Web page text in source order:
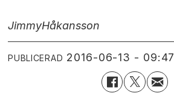
JimmyHåkansson
PUBLICERAD 2016-06-13 - 09:47